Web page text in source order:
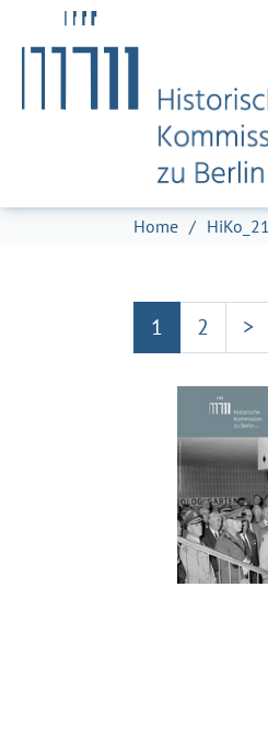
Zum Hauptinhalt springen
Skip to page footer
Sie sind hier:
Home HiKo_21
1 2 >